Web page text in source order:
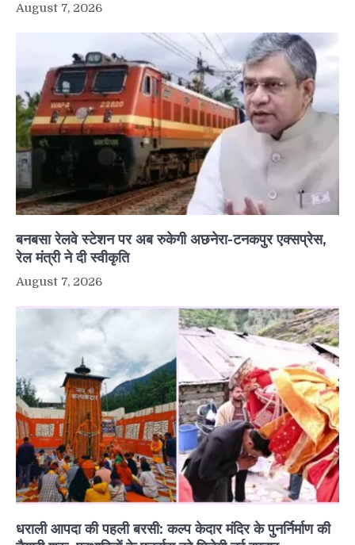
August 7, 2026
बनबसा रेलवे स्टेशन पर अब रुकेगी अछनेरा-टनकपुर एक्सप्रेस,
रेल मंत्री ने दी स्वीकृति
August 7, 2026
धराली आपदा की पहली बरसी: कल्प केदार मंदिर के पुनर्निर्माण की